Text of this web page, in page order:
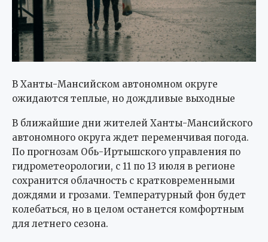
В Ханты-Мансийском автономном округе
ожидаются теплые, но дождливые выходные
В ближайшие дни жителей Ханты-Мансийского
автономного округа ждет переменчивая погода.
По прогнозам Обь-Иртышского управления по
гидрометеорологии, с 11 по 13 июля в регионе
сохранится облачность с кратковременными
дождями и грозами. Температурный фон будет
колебаться, но в целом останется комфортным
для летнего сезона.